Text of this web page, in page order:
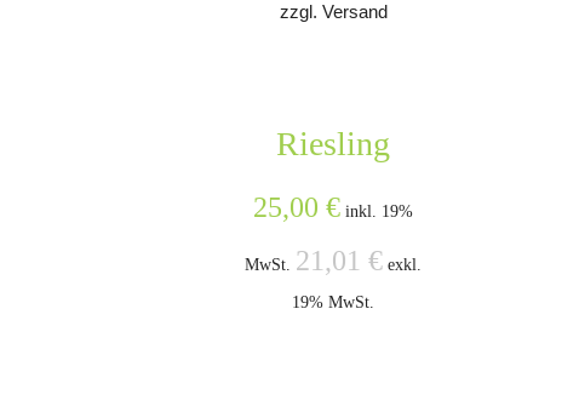
zzgl. Versand
Riesling
25,00€ inkl. 19%
MwSt. 21,01€ exkl.
19% MwSt.